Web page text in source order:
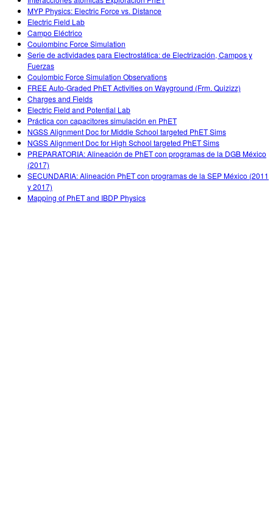
MYP Physics: Electric Force vs. Distance
Electric Field Lab
Campo Eléctrico
Coulombinc Force Simulation
Serie de actividades para Electrostática: de Electrización, Campos y
Fuerzas
Coulombic Force Simulation Observations
FREE Auto-Graded PhET Activities on Wayground (Frm. Quizizz)
Charges and Fields
Electric Field and Potential Lab
Práctica con capacitores simulación en PhET
NGSS Alignment Doc for Middle School targeted PhET Sims
NGSS Alignment Doc for High School targeted PhET Sims
PREPARATORIA: Alineación de PhET con programas de la DGB México
(2017)
SECUNDARIA: Alineación PhET con programas de la SEP México (2011
y 2017)
Mapping of PhET and IBDP Physics